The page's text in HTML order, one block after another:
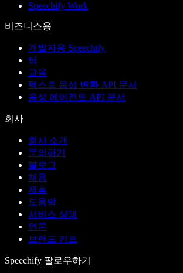
Speechify Work
비즈니스용
개발자용 Speechify
팀
교육
텍스트 음성 변환 API 문서
음성 에이전트 API 문서
회사
회사 소개
문의하기
블로그
채용
제휴
도움말
서비스 상태
언론
브랜드 키트
Speechify 팔로우하기